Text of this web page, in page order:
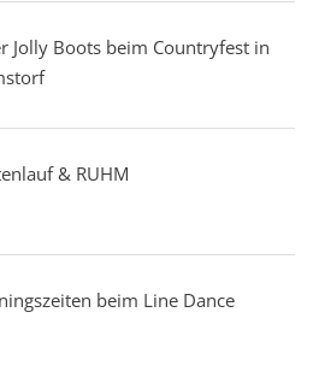
Jolly Boots beim Countryfest in
& RUHM
beim Line Dance